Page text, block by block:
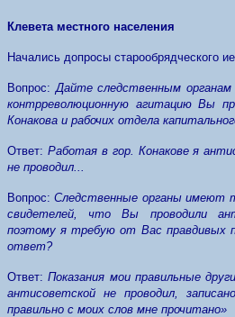
Клевета местного населения
Начались допросы старообрядческого
Вопрос:Дайте следственным органам
контрреволюционную агитацию Вы
Конакова и рабочих отдела
Ответ: Работая в гор. Конакове я
не проводил...
Вопрос:Следственные органы имеют
свидетелей, что Вы проводили
поэтому я требую от Вас правдивых
ответ?
Ответ:Показания мои правильные
антисоветской не проводил,
правильно с моих слов мне прочитано»